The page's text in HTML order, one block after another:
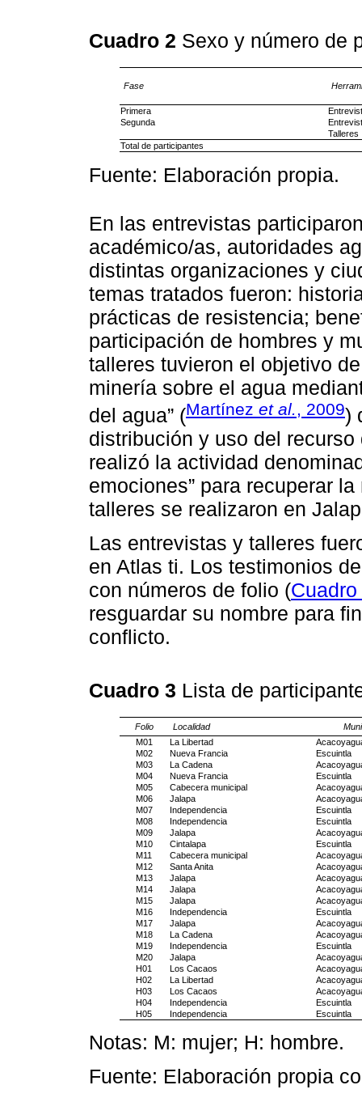
Cuadro 2 Sexo y número de
Fase
Primera
Segunda
Talleres
Total de participantes
Fuente: Elaboración propia.
En las entrevistas
académico/as, autoridades
distintas organizaciones y
temas tratados fueron:
prácticas de resistencia;
participación de hombres y
talleres tuvieron el objetivo
minería sobre el agua
del agua” (Martínez et al., 2009)
distribución y uso del
realizó la actividad
emociones” para recuperar
talleres se realizaron en
Las entrevistas y talleres
en Atlas ti. Los testimonios
con números de folio (Cuadro
resguardar su nombre para
conflicto.
Cuadro 3 Lista de
Folio Localidad
M01
La Libertad
M02
Nueva Francia
Escuintla
M03
La Cadena
M04
Nueva Francia
Escuintla
M05
Cabecera municipal
M06
Jalapa
M07
Independencia
Escuintla
M08
Independencia
Escuintla
M09
Jalapa
M10
Cintalapa
Escuintla
M11
Cabecera municipal
M12
Santa Anita
M13
Jalapa
M14
Jalapa
M15
Jalapa
M16
Independencia
Escuintla
M17
Jalapa
M18
La Cadena
M19
Independencia
Escuintla
M20
Jalapa
H01
Los Cacaos
H02
La Libertad
H03
Los Cacaos
H04
Independencia
Escuintla
H05
Independencia Escuintla
Notas: M: mujer; H: hombre.
Fuente: Elaboración propia